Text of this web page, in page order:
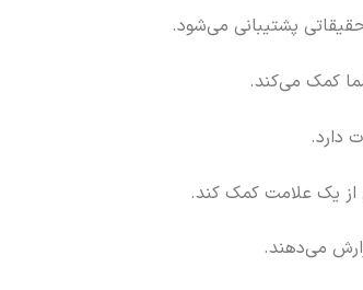
پشتیبانی می‌شود.
کمک می‌کند.
دارد.
یک علامت کمک کند.
می‌دهند.